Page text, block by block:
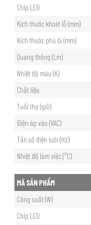
Chip LED
Kích thước khoét lỗ (mm)
Kích thước phủ bì (mm)
Quang thông (Lm)
Nhiệt độ màu (K)
Chất liệu
Tuổi thọ (giờ)
Điện áp vào (VAC)
Tần số điện lưới (Hz)
Nhiệt độ làm việc (°C)
MÃ SẢN PHẨM
Công suất (W)
Chip LED